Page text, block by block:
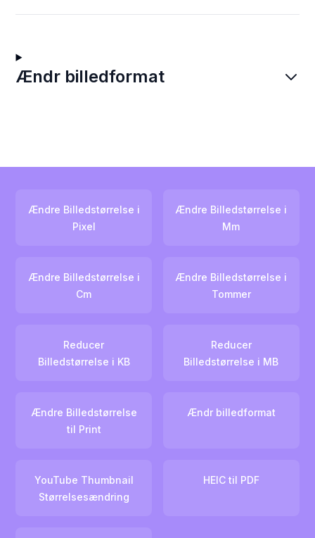
Ændr billedformat
Ændre Billedstørrelse i
Pixel
Ændre Billedstørrelse i
Mm
Ændre Billedstørrelse i
Cm
Ændre Billedstørrelse i
Tommer
Reducer
Billedstørrelse i KB
Reducer
Billedstørrelse i MB
Ændre Billedstørrelse
til Print
Ændr billedformat
YouTube Thumbnail
Størrelsesændring
HEIC til PDF